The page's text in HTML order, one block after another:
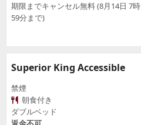
期限までキャンセル無料 (8月14日 7時
59分まで)
Superior King Accessible
禁煙
朝食付き
ダブルベッド